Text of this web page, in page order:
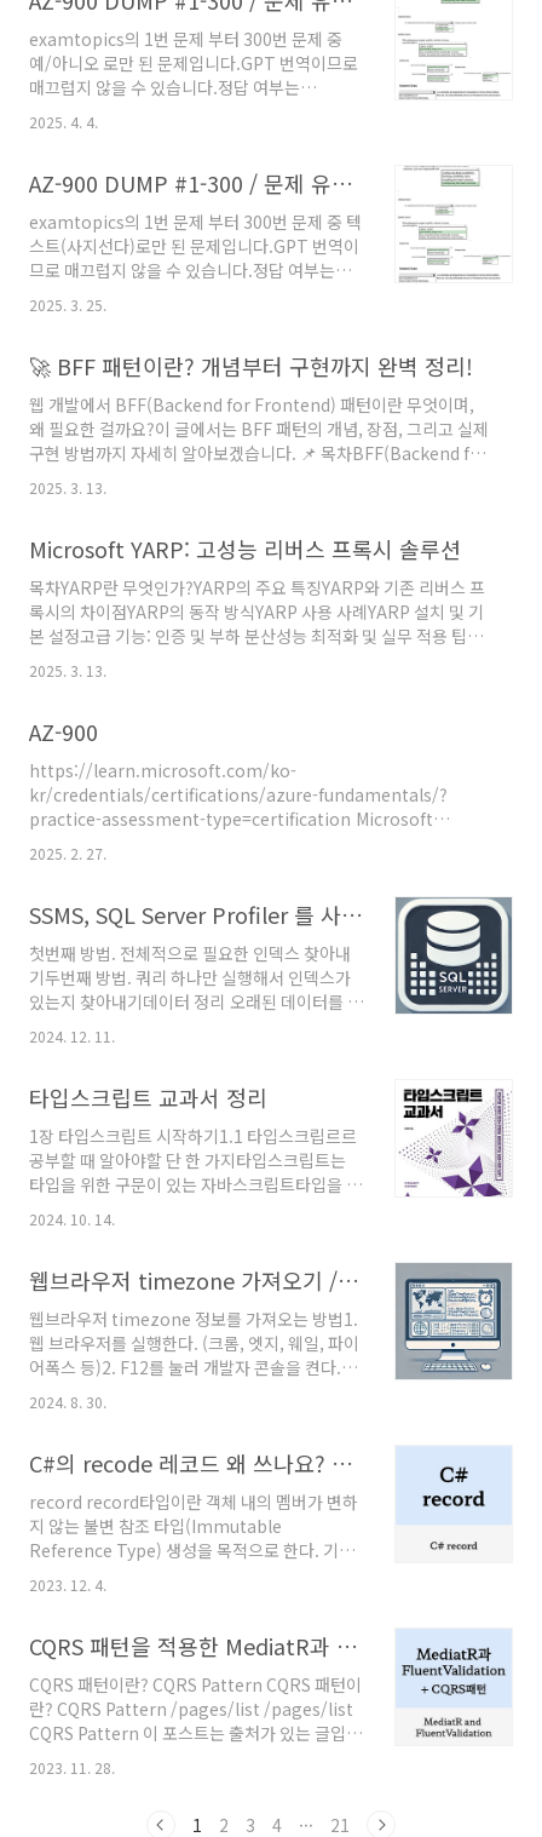
특별 이벤트와 학습 기회를 살펴보세요.events.microsoft.com
2. 시험 접수온라인으로 시험 보려면 책상에 아무것도 없어야 하고
사람 목소리가 안들려야하고 듀얼 모니터도 안되는 등 엄격하다는
얘기가 많았다. 그래서 처음엔..
examtopics의 1번 문제 부터 300번 문제 중
예/아니오 로만 된 문제입니다.GPT 번역이므로
매끄럽지 않을 수 있습니다.정답 여부는
examtopics에서 가져온 그대로이지만 틀린 내
용이 있다면 알려주세요~! 텍스트 문제는 여기 -
기 유형 및 Dropdown 문제는 이미지로 따
서 워드파일로 만들어놨습니다. 필요하신분
은 공유해드릴께요 댓글 남겨주시거나 choi-
solyi@네이버로 메일주세요! 예시 Azure는 자
본 지출(CapEx)과 운영 지출(OpEx) 간의 유연
성을 제공한다.YESAzure provides flexibility
operational exp..
2025. 4. 4.
AZ-900 DUMP #1-300 / 문제 유형 - 선택지
examtopics의 1번 문제 부터 300번 문제 중 텍
스트(사지선다)로만 된 문제입니다.GPT 번역이
므로 매끄럽지 않을 수 있습니다.정답 여부는
examtopics에서 가져온 그대로이지만 틀린 내
용이 있다면 알려주세요~! 모바일로 보실땐 가로
https://solyi.tistory.com/317 빈칸 채우기
유형 및 Dropdown 문제는 이미지로 따서 워드
파일로 만들어놨습니다.(필요하시면 아래 링크
에서 받아가세요
~)https://naver.me/59U0L7Wx비밀번호 :
az900 예시Your company has datacenters
company has a Microsoft Azure subsc..
2025. 3. 25.
🚀 BFF 패턴이란? 개념부터 구현까지 완벽 정리!
웹 개발에서 BFF(Backend for Frontend) 패턴이란 무엇이며,
왜 필요한 걸까요?이 글에서는 BFF 패턴의 개념, 장점, 그리고 실제
구현 방법까지 자세히 알아보겠습니다. 📌 목차BFF(Backend for
Frontend)란?BFF 패턴이 필요한 이유BFF 패턴의 장점과 단점
BFF 패턴 아키텍처BFF 패턴 구현하기OAuth 2.0과 함께 사용하
BFF(Backend for Frontend)란?BFF(Backend for
Frontend)는 클라이언트(프론트엔드)별로 별도의 백엔드(서버)
를 제공하는 아키텍처 패턴입니다.일반적으로 프론트엔드는 단일
API 서버에 요청하지만, BFF 패턴에서는 각 클라이언트(Web,
Mobile, D..
2025. 3. 13.
Microsoft YARP: 고성능 리버스 프록시 솔루션
목차YARP란 무엇인가?YARP의 주요 특징YARP와 기존 리버스 프
록시의 차이점YARP의 동작 방식YARP 사용 사례YARP 설치 및 기
본 설정고급 기능: 인증 및 부하 분산성능 최적화 및 실무 적용 팁마
무리1. YARP란 무엇인가?YARP(Yet Another Reverse Proxy)
는 Microsoft에서 개발한 고성능 리버스 프록시 솔루션입니
간단한 프록시 서버를 구축하는 데 최적화되어 있습니다.기존의
Nginx, HAProxy와 같은 리버스 프록시가 오랜 기간 동안 사용되
어 왔지만, .NET 환경에서 보다 쉽게 구성하고 관리할 수 있는 솔루
션이 필요하다는 요구가 있었습니다.이러한 요구에 맞춰
Microsoft는 YARP를 오픈 소..
2025. 3. 13.
AZ-900
https://learn.microsoft.com/ko-
kr/credentials/certifications/azure-fundamentals/?
practice-assessment-type=certification Microsoft
Certified: Azure 기본 사항 - Certifications클라우드 개념, 핵심
Azure 서비스 및 Azure 관리 및 거버넌스 기능 및 도구에 대한 기
본 지식을 보여 줍니다.learn.microsoft.com 기본사항 학습 가
이드https://learn.microsoft.com/ko-
kr/credentials/certifications/resources/study-guides/az-
900 시험 AZ-900: Microsoft 365 기본 사항 학습 가이드시험 ..
2025. 2. 27.
SSMS, SQL Server Profiler 를 사용하여 부족한 인덱스 찾아내기
첫번째 방법. 전체적으로 필요한 인덱스 찾아내
기두번째 방법. 쿼리 하나만 실행해서 인덱스가
있는지 찾아내기데이터 정리 오래된 데이터를 주
기적으로 정리하는 방법데이터 정리 Query
Store의 사용량 확인 먼저 첫번째 방법. 전체
다음 명령어를 이용해 SQL Server의 Query
Store 를 활성화 한다.ALTER DATABASE
[DatabaseName] SET QUERY_STORE =
ON; ALTER DATABASE [DatabaseName]
SET QUERY_STORE (OPERATION_MODE
= READ_WRITE);READ_WRITE 모드는 쿼리
의미한다.2. 도구 - SQL S..
2024. 12. 11.
타입스크립트 교과서 정리
1장 타입스크립트 시작하기1.1 타입스크립르르
공부할 때 알아야할 단 한 가지타입스크립트는
타입을 위한 구문이 있는 자바스크립트타입을 위
한 구문은 변수나 매개변수, 반환값 같은 값에 타
입을 부여합니다.타입은 데이터의 형태를 의미합
배운 문자열, 숫자, 객체 등의 자료형입니다정리
하면 타입스크립트는 데이터의 타입을 명시적으
로 표시할 수 있게 된 자바스크립트.타입스크립
트를 배운다는 것은 자바스크립트에 타입을 표시
하는 방법을 배우는 것입니다.1.2 공식 문서와 플
레이그라운드타입스크립트를 공부할땐 공식사
타입스크립트 핸드북을 제공하고, 이 핸드북을
정독하는것이 타입스크립트의 기본을 익히는데
에 많이 도움이 됩니다.또한 공식문서..
2024. 10. 14.
웹브라우저 timezone 가져오기 / 웹브라우저의 timezone 변경하기
웹브라우저 timezone 정보를 가져오는 방법1.
웹 브라우저를 실행한다. (크롬, 엣지, 웨일, 파이
어폭스 등)2. F12를 눌러 개발자 콘솔을 켠다.3.
콘솔 창에서 다음 코드를 입력한
다.Intl.DateTimeFormat().resolvedOptions().timeZone //
다 위 방법으로 사용자의 타임존 값을 알 수 있
다.timezone 정보를 변경하는 방법타임존을 적
용한 코드를 작성하고 테스트를 하기 위해선 내
웹 브라우저의 타임존 정보를 변경해야한다. 1.
웹 브라우저를 실행한다. (크롬, 엣지, 웨일, 파이
어폭스 등)2. F12를 눌러 개발자 콘솔을 켠다.3.
구 더보기(..
2024. 8. 30.
C#의 recode 레코드 왜 쓰나요? 샘플 코드 예제 / 명명 규칙
record record타입이란 객체 내의 멤버가 변하
지 않는 불변 참조 타입(Immutable
Reference Type) 생성을 목적으로 한다. 기존
엔 class 키워드를 사용해서 클래스를 정의 했지
만 record라는 키워드를 통해 불변 타입을 정의
코드 예제 class로 작성한 Response public
class ScoreResponse { public long Id {
get; init; } public string Name { get; init; }
public decimal AverageScore { get; init; } }
record로 작성한 responsepublic record
ScoreResponse( long Id, strin..
2023. 12. 4.
CQRS 패턴을 적용한 MediatR과 FluentValidation
CQRS 패턴이란? CQRS Pattern CQRS 패턴이
란? CQRS Pattern /pages/list /pages/list
CQRS Pattern 이 포스트는 출처가 있는 글입니
다. 공부를 위해 정리했습니다 애플리케이션에서
읽기와 쓰기를 분리하는걸 CQRS 패턴이라고 한
solyi.kr CQRS 패턴의 개념에 대해선 위 포스트
2023. 11. 28.
1 2 3 4 ··· 21